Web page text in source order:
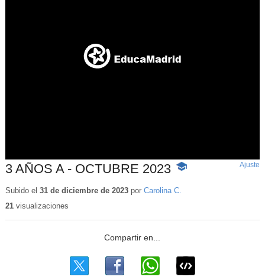
3 AÑOS A - OCTUBRE 2023 -
educativo
Ajuste
Subido el 31 de diciembre de 2023por Carolina C.
21visualizaciones